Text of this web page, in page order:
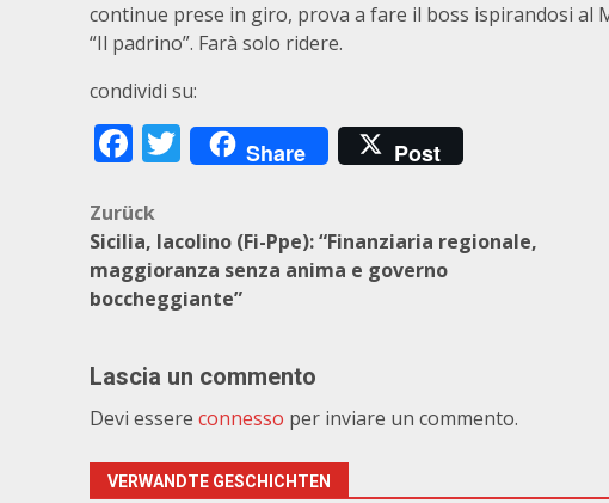
continue prese in giro, prova a fare il boss ispirandosi al
“Il padrino”. Farà solo ridere.
condividi su:
Facebook
Twitter
Share Post
Beitragsnavigation
Zurück
Sicilia, Iacolino (Fi-Ppe): “Finanziaria regionale,
maggioranza senza anima e governo
boccheggiante”
Lascia un commento
Devi essere connesso per inviare un commento.
VERWANDTE GESCHICHTEN